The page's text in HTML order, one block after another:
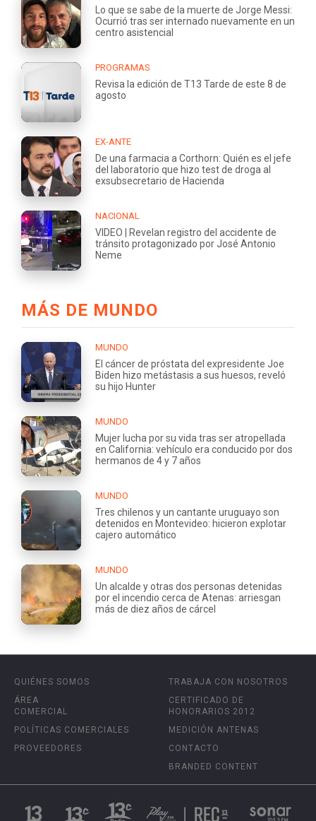
Lo que se sabe de la muerte de Jorge Messi:
Ocurrió tras ser internado nuevamente en un
centro asistencial
PROGRAMAS
Revisa la edición de T13 Tarde de este 8 de
agosto
EX-ANTE
De una farmacia a Corthorn: Quién es el jefe
del laboratorio que hizo test de droga al
exsubsecretario de Hacienda
NACIONAL
VIDEO | Revelan registro del accidente de
tránsito protagonizado por José Antonio
Neme
MÁS DE MUNDO
MUNDO
El cáncer de próstata del expresidente Joe
Biden hizo metástasis a sus huesos, reveló
su hijo Hunter
MUNDO
Mujer lucha por su vida tras ser atropellada
en California: vehículo era conducido por dos
hermanos de 4 y 7 años
MUNDO
Tres chilenos y un cantante uruguayo son
detenidos en Montevideo: hicieron explotar
cajero automático
MUNDO
Un alcalde y otras dos personas detenidas
por el incendio cerca de Atenas: arriesgan
más de diez años de cárcel
QUIÉNES SOMOS
ÁREA
COMERCIAL
POLÍTICAS COMERCIALES
PROVEEDORES
TRABAJA CON NOSOTROS
CERTIFICADO DE
HONORARIOS 2012
MEDICIÓN ANTENAS
CONTACTO
BRANDED CONTENT